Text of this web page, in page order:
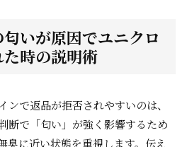
いが原因でユニクロ
時の説明術
ンで返品が拒否されやすいのは、
断で「匂い」が強く影響するため
臭に近い状態を重視します。伝え